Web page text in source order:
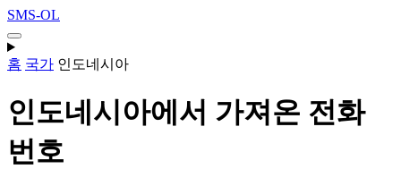
SMS-OL
홈 국가 인도네시아
인도네시아에서 가져온 전화
번호